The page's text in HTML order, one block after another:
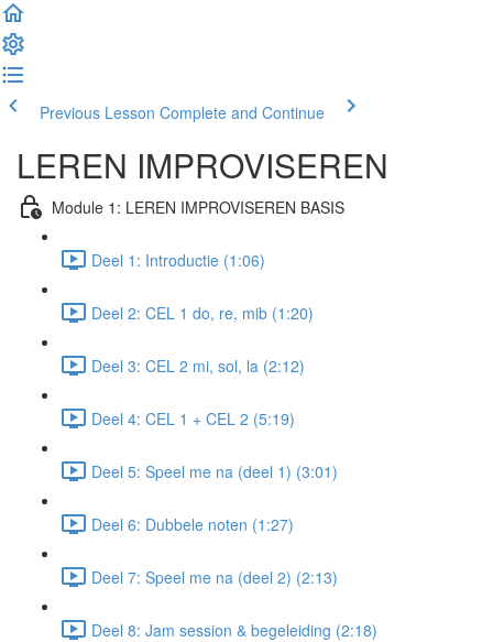
Previous Lesson Complete and Continue
LEREN IMPROVISEREN
Module 1: LEREN IMPROVISEREN BASIS
Deel 1: Introductie (1:06)
Deel 2: CEL 1 do, re, mib (1:20)
Deel 3: CEL 2 mi, sol, la (2:12)
Deel 4: CEL 1 + CEL 2 (5:19)
Deel 5: Speel me na (deel 1) (3:01)
Deel 6: Dubbele noten (1:27)
Deel 7: Speel me na (deel 2) (2:13)
Deel 8: Jam session & begeleiding (2:18)